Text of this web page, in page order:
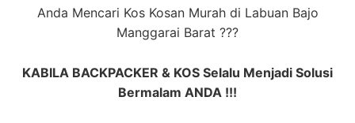
Anda Mencari Kos Kosan Murah di Labuan Bajo
Manggarai Barat ???
KABILA BACKPACKER & KOS Selalu Menjadi Solusi
Bermalam ANDA !!!